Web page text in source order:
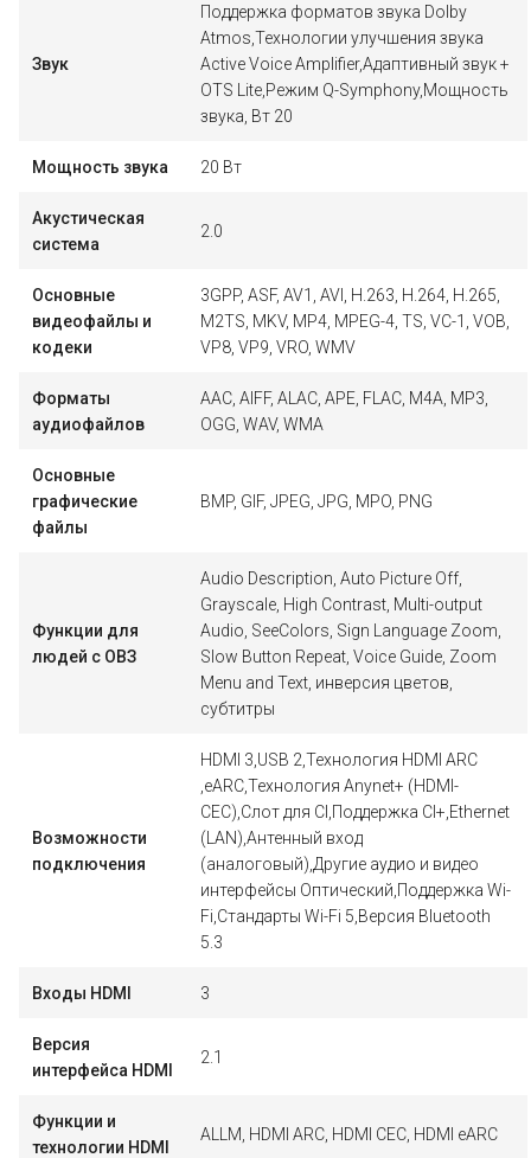
Звук
Поддержка форматов звука Dolby
Atmos,Технологии улучшения звука
Active Voice Amplifier,Адаптивный звук +
OTS Lite,Режим Q-Symphony,Мощность
звука, Вт 20
Мощность звука 20 Вт
Акустическая
система
2.0
Основные
видеофайлы и
кодеки
3GPP, ASF, AV1, AVI, H.263, H.264, H.265,
M2TS, MKV, MP4, MPEG-4, TS, VC-1, VOB,
VP8, VP9, VRO, WMV
Форматы
аудиофайлов
AAC, AIFF, ALAC, APE, FLAC, M4A, MP3,
OGG, WAV, WMA
Основные
графические
файлы
BMP, GIF, JPEG, JPG, MPO, PNG
Функции для
людей с ОВЗ
Audio Description, Auto Picture Off,
Grayscale, High Contrast, Multi-output
Audio, SeeColors, Sign Language Zoom,
Slow Button Repeat, Voice Guide, Zoom
Menu and Text, инверсия цветов,
субтитры
Возможности
подключения
HDMI 3,USB 2,Технология HDMI ARC
,eARC,Технология Anynet+ (HDMI-
CEC),Слот для CI,Поддержка CI+,Ethernet
(LAN),Антенный вход
(аналоговый),Другие аудио и видео
интерфейсы Оптический,Поддержка Wi-
Fi,Стандарты Wi-Fi 5,Версия Bluetooth
5.3
Входы HDMI 3
Версия
интерфейса HDMI
2.1
Функции и
технологии HDMI
ALLM, HDMI ARC, HDMI CEC, HDMI eARC